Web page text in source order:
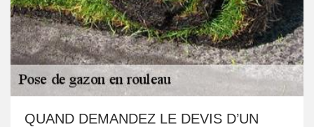
QUAND DEMANDEZ LE DEVIS D’UN